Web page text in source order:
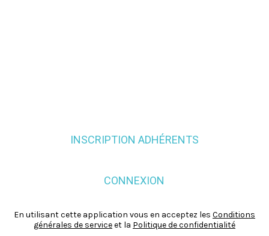
INSCRIPTION ADHÉRENTS
CONNEXION
En utilisant cette application vous en acceptez les Conditions
générales de serviceet la Politique de confidentialité